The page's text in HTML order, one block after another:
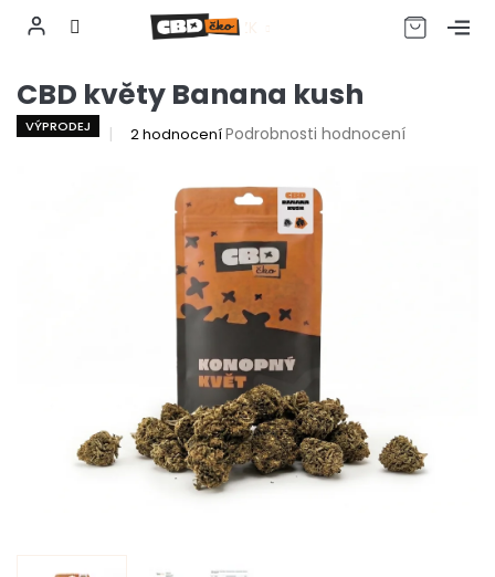
na
obsah
CZK
CBD květy Banana kush
VÝPRODEJ
Průměrné
hvězdiček.
2 hodnoceníPodrobnosti hodnocení